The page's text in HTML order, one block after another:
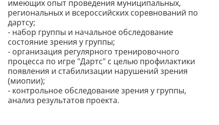
имеющих опыт проведения муниципальных,
региональных и всероссийских соревнований по
дартсу;
- набор группы и начальное обследование
состояние зрения у группы;
- организация регулярного тренировочного
процесса по игре "Дартс" с целью профилактики
появления и стабилизации нарушений зрения
(миопии);
- контрольное обследование зрения у группы,
анализ результатов проекта.